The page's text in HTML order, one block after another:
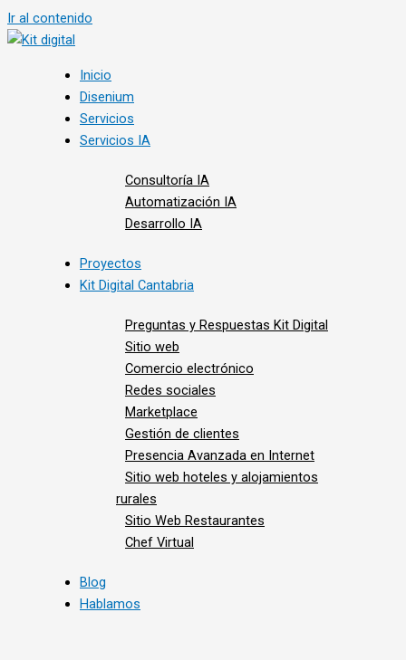
Ir al contenido
Inicio
Disenium
Servicios
Servicios IA
Consultoría IA
Automatización IA
Desarrollo IA
Proyectos
Kit Digital Cantabria
Preguntas y Respuestas Kit Digital
Sitio web
Comercio electrónico
Redes sociales
Marketplace
Gestión de clientes
Presencia Avanzada en Internet
Sitio web hoteles y alojamientos
rurales
Sitio Web Restaurantes
Chef Virtual
Blog
Hablamos